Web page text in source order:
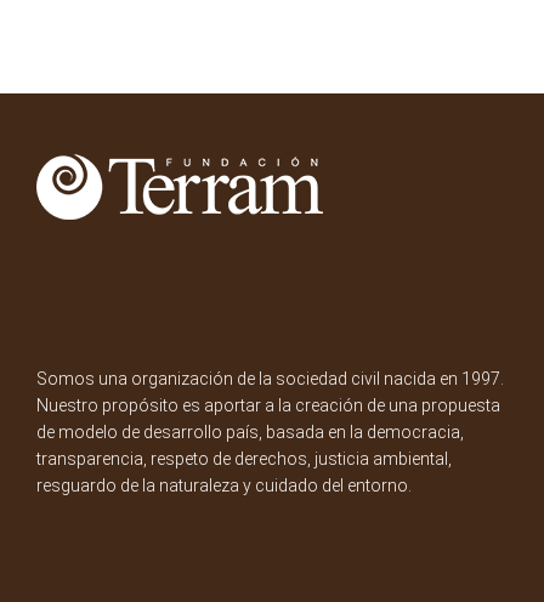
Somos una organización de la sociedad civil nacida en 1997.
Nuestro propósito es aportar a la creación de una propuesta
de modelo de desarrollo país, basada en la democracia,
transparencia, respeto de derechos, justicia ambiental,
resguardo de la naturaleza y cuidado del entorno.